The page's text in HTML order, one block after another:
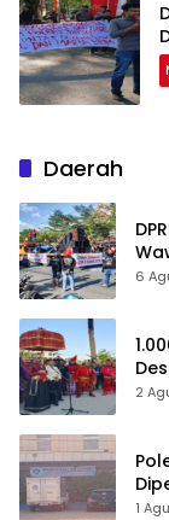
Daerah
6
2
1